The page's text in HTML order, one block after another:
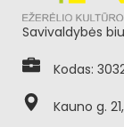
Savivaldybės
Kodas:
Kauno g.